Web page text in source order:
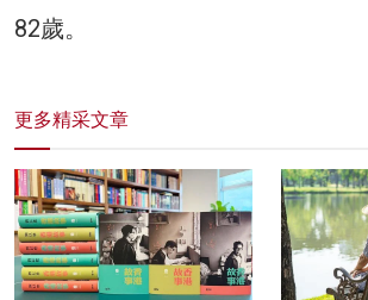
82歲。
更多精采文章